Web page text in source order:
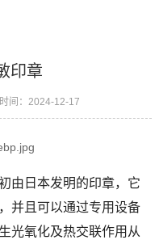
印章
时间：2024-12-17
由日本发明的印章，它
并且可以通过专用设备
光氧化及热交联作用从